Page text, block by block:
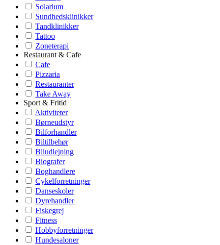
Solarium
Sundhedsklinikker
Tandklinikker
Tattoo
Zoneterapi
Restaurant & Cafe
Cafe
Pizzaria
Restauranter
Take Away
Sport & Fritid
Aktiviteter
Børneudstyr
Bilforhandler
Biltilbehør
Biludlejning
Biografer
Boghandlere
Cykelforretninger
Danseskoler
Dyrehandler
Fiskegrej
Fitness
Hobbyforretninger
Hundesaloner